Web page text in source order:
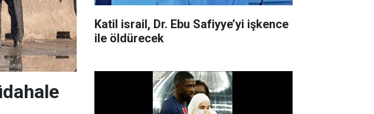
Katil israil, Dr. Ebu Safiyye’yi işkence
ile öldürecek